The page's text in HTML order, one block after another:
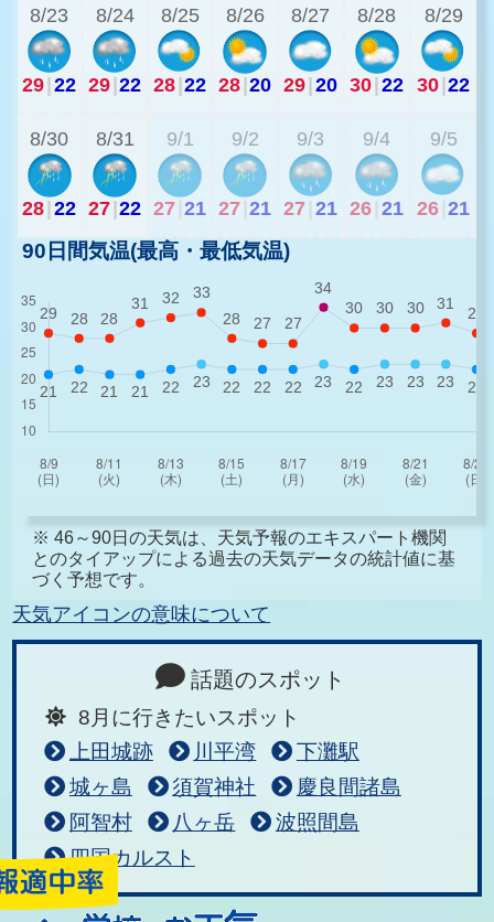
8/23
29|22
8/24
29|22
8/25
28|22
8/26
28|20
8/27
29|20
8/28
30|22
8/29
30|22
8/30
28|22
8/31
27|22
9/1
27 21
9/2
27 21
9/3
27 21
9/4
26 21
9/5
26 21
90日間気温(最高・最低気温)
※ 46～90日の天気は、天気予報のエキスパート機関
とのタイアップによる過去の天気データの統計値に基
づく予想です。
天気アイコンの意味について
話題のスポット
8月に行きたいスポット
上田城跡
川平湾
下灘駅
城ヶ島
須賀神社
慶良間諸島
阿智村
八ヶ岳
波照間島
四国カルスト